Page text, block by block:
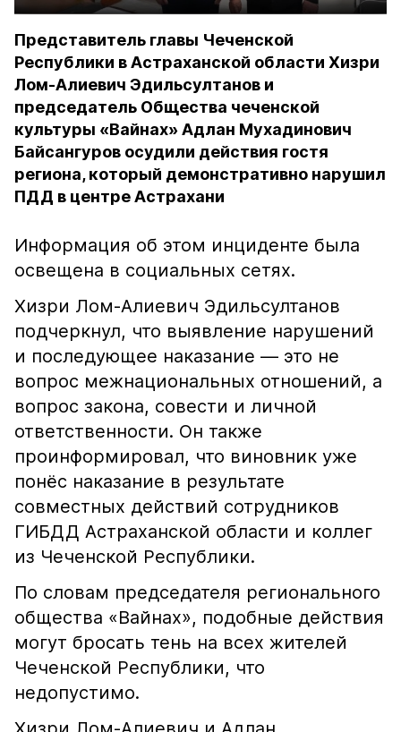
Представитель главы Чеченской
Республики в Астраханской области Хизри
Лом-Алиевич Эдильсултанов и
председатель Общества чеченской
культуры «Вайнах» Адлан Мухадинович
Байсангуров осудили действия гостя
региона, который демонстративно нарушил
ПДД в центре Астрахани
Информация об этом инциденте была
освещена в социальных сетях.
Хизри Лом-Алиевич Эдильсултанов
подчеркнул, что выявление нарушений
и последующее наказание — это не
вопрос межнациональных отношений, а
вопрос закона, совести и личной
ответственности. Он также
проинформировал, что виновник уже
понёс наказание в результате
совместных действий сотрудников
ГИБДД Астраханской области и коллег
из Чеченской Республики.
По словам председателя регионального
общества «Вайнах», подобные действия
могут бросать тень на всех жителей
Чеченской Республики, что
недопустимо.